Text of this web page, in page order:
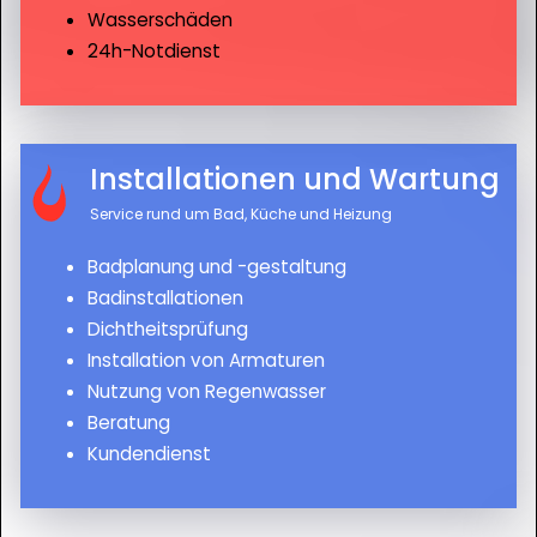
Wasserschäden
24h-Notdienst
Installationen und Wartung
Service rund um Bad, Küche und Heizung
Badplanung und -gestaltung
Badinstallationen
Dichtheitsprüfung
Installation von Armaturen
Nutzung von Regenwasser
Beratung
Kundendienst